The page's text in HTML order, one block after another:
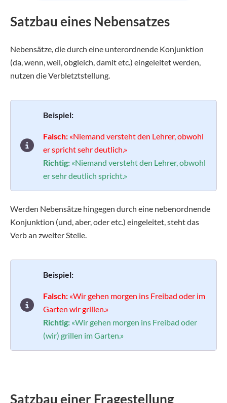
Satzbau eines Nebensatzes
Nebensätze, die durch eine unterordnende Konjunktion
(da, wenn, weil, obgleich, damit etc.) eingeleitet werden,
nutzen die Verbletztstellung.
Beispiel:
Falsch: «Niemand versteht den Lehrer, obwohl
er spricht sehr deutlich.»
Richtig: «Niemand versteht den Lehrer, obwohl
er sehr deutlich spricht.»
Werden Nebensätze hingegen durch eine nebenordnende
Konjunktion (und, aber, oder etc.) eingeleitet, steht das
Verb an zweiter Stelle.
Beispiel:
Falsch: «Wir gehen morgen ins Freibad oder im
Garten wir grillen.»
Richtig: «Wir gehen morgen ins Freibad oder
(wir) grillen im Garten.»
Satzbau einer Fragestellung